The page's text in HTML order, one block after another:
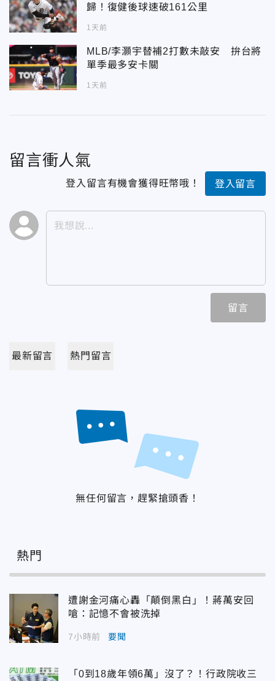
歸！復健後球速破161公里
1天前
MLB/李灝宇替補2打數未敲安 拚台將
單季最多安卡關
1天前
留言衝人氣
登入留言有機會獲得旺幣哦！ 登入留言
留言
最新留言 熱門留言
無任何留言，趕緊搶頭香！
熱門
遭謝金河痛心轟「顛倒黑白」！蔣萬安回
嗆：記憶不會被洗掉
7小時前 要聞
「0到18歲年領6萬」沒了？！行政院收三